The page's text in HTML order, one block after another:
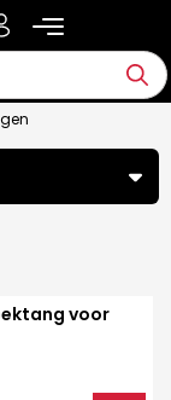
voor